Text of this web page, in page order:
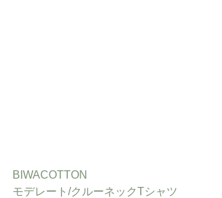
BIWACOTTON
モデレート/クルーネックTシャツ